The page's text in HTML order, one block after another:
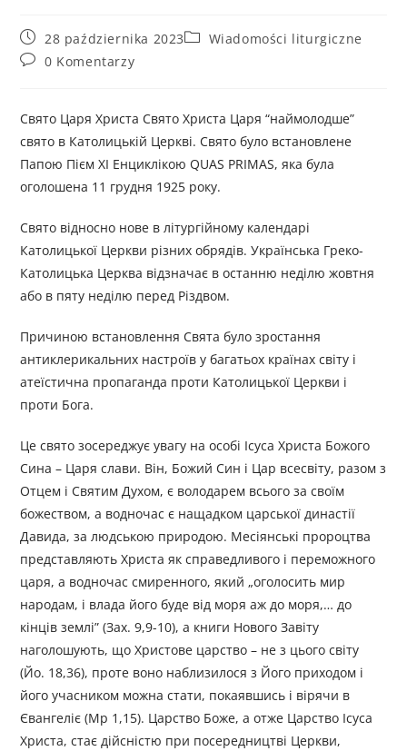
28 października 2023
Wiadomości liturgiczne
0 Komentarzy
Свято Царя Христа Свято Христа Царя “наймолодше”
свято в Католицькій Церкві. Свято було встановлене
Папою Пієм ХІ Енциклікою QUAS PRIMAS, яка була
оголошена 11 грудня 1925 року.
Свято відносно нове в літургійному календарі
Католицької Церкви різних обрядів. Українська Греко-
Католицька Церква відзначає в останню неділю жовтня
або в пяту неділю перед Різдвом.
Причиною встановлення Cвята було зростання
антиклерикальних настроїв у багатьох країнах світу і
атеїстична пропаганда проти Католицької Церкви і
проти Бога.
Це свято зосереджує увагу на особі Ісуса Христа Божого
Сина – Царя слави. Він, Божий Син і Цар всесвіту, разом з
Отцем і Святим Духом, є володарем всього за своїм
божеством, а водночас є нащадком царської династії
Давида, за людською природою. Месіянські пророцтва
представляють Христа як справедливого і переможного
царя, а водночас смиренного, який „оголосить мир
народам, і влада його буде від моря аж до моря,… до
кінців землі” (Зах. 9,9-10), а книги Нового Завіту
наголошують, що Христове царство – не з цього світу
(Йо. 18,36), проте воно наблизилося з Його приходом і
його учасником можна стати, покаявшись і вірячи в
Євангеліє (Мр 1,15). Царство Боже, а отже Царство Ісуса
Христа, стає дійсністю при посередництві Церкви,